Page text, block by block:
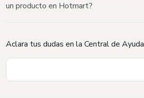
un producto en Hotmart?
Aclara tus dudas en la Central de Ayuda